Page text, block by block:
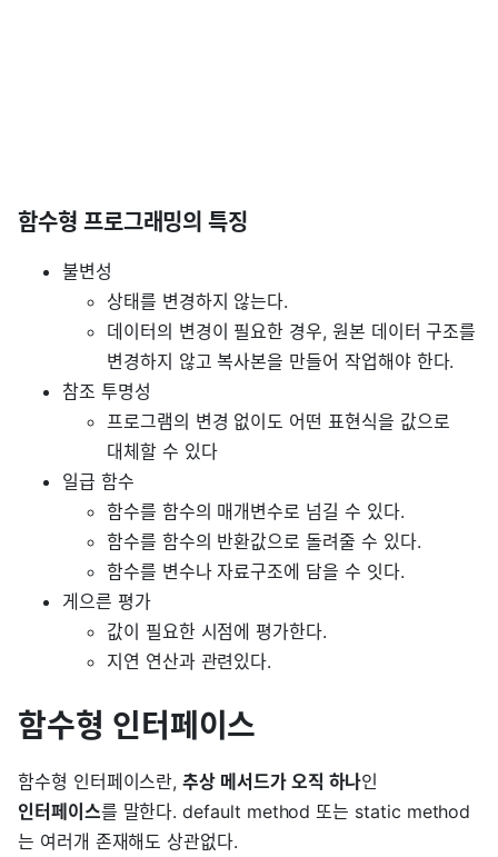
함수형 프로그래밍의 특징
불변성
상태를 변경하지 않는다.
데이터의 변경이 필요한 경우, 원본 데이터 구조를
변경하지 않고 복사본을 만들어 작업해야 한다.
참조 투명성
프로그램의 변경 없이도 어떤 표현식을 값으로
대체할 수 있다
일급 함수
함수를 함수의 매개변수로 넘길 수 있다.
함수를 함수의 반환값으로 돌려줄 수 있다.
함수를 변수나 자료구조에 담을 수 잇다.
게으른 평가
값이 필요한 시점에 평가한다.
지연 연산과 관련있다.
함수형 인터페이스
함수형 인터페이스란,추상 메서드가 오직 하나인
인터페이스를 말한다. default method 또는 static method
는 여러개 존재해도 상관없다.